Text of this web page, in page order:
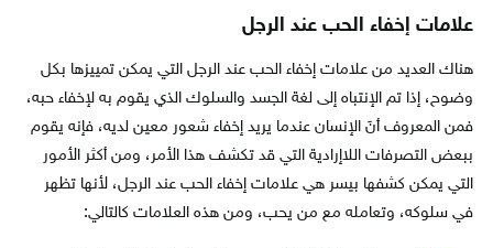
علامات إخفاء الحب عند الرجل
هناك العديد من علامات إخفاء الحب عند الرجل التي يمكن تمييزها بكل
وضوح، إذا تم الإنتباه إلى لغة الجسد والسلوك الذي يقوم به لإخفاء حبه،
فمن المعروف أنَ الإنسان عندما يريد إخفاء شعور معين لديه، فإنه يقوم
ببعض التصرفات اللاإرادية التي قد تكشف هذا الأمر، ومن أكثر الأمور
التي يمكن كشفها بيسر هي علامات إخفاء الحب عند الرجل، لأنها تظهر
في سلوكه، وتعامله مع من يحب، ومن هذه العلامات كالتالي: